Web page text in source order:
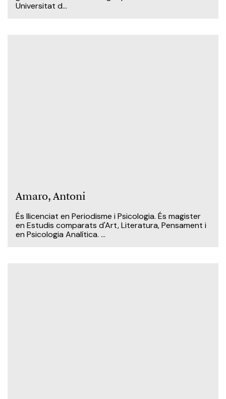
Universitat d...
Amaro, Antoni
És llicenciat en Periodisme i Psicologia. És magister
en Estudis comparats d'Art, Literatura, Pensament i
en Psicologia Analítica. ...